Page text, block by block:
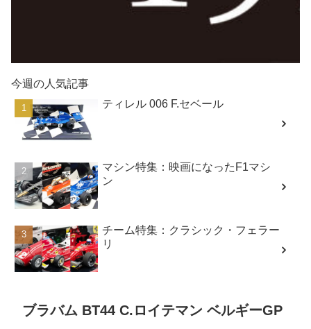
今週の人気記事
ティレル 006 F.セベール
マシン特集：映画になったF1マシ
ン
チーム特集：クラシック・フェラー
リ
ブラバム BT44 C.ロイテマン ベルギーGP